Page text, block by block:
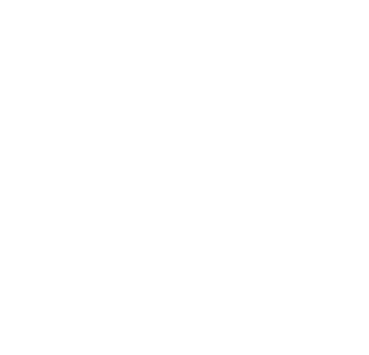
APOLLO NEXT 036
APOLLO NEXT 037
вулиця Новощіпний Ряд, 2,
APOLLO NEXT 024
вулиця Кульпарківська,